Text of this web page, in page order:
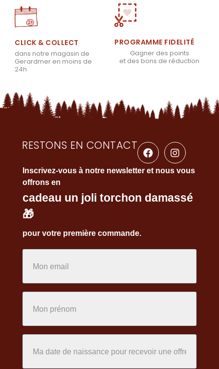
CLICK & COLLECT
dans notre magasin de
Gerardmer en moins de
24h
PROGRAMME FIDELITÉ
Gagner des points
et des bons de réduction
RESTONS EN CONTACT
Inscrivez-vous à notre newsletter et nous vous
offrons en
cadeau un joli torchon damassé
🎁
pour votre première commande.